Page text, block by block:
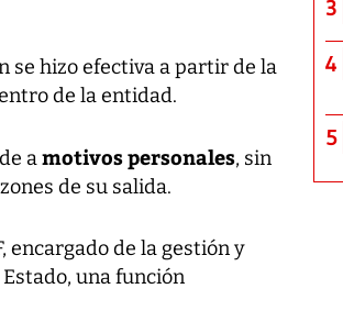
se hizo efectiva a partir de la
de la entidad.
amotivos personales, sin
de su salida.
encargado de la gestión y
una función
3
4
5